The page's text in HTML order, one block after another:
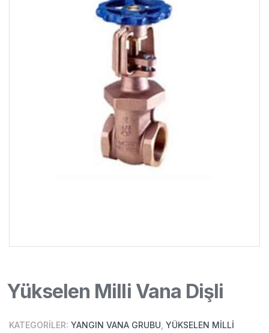
Yükselen Milli Vana Dişli
KATEGORILER: YANGIN VANA GRUBU, YÜKSELEN MILLI